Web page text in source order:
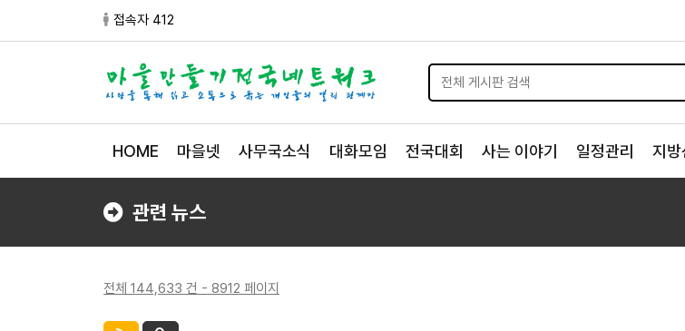
접속자 412
HOME 마을넷 사무국소식 대화모임 전국대회 사는 이야기 일정관리 지방
관련 뉴스
전체 144,633 건 - 8912 페이지